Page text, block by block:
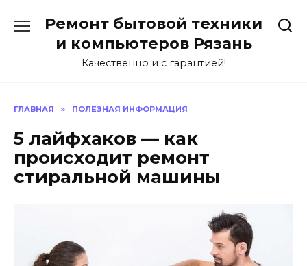
содержанию
Ремонт бытовой техники
и компьютеров Рязань
Качественно и с гарантией!
ГЛАВНАЯ » ПОЛЕЗНАЯ ИНФОРМАЦИЯ
5 лайфхаков — как
происходит ремонт
стиральной машины